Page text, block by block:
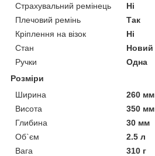
Страхувальний ремінець
Ні
Плечовий ремінь
Так
Кріплення на візок
Ні
Стан
Новий
Ручки
Одна
Розміри
Ширина
260 мм
Висота
350 мм
Глибина
30 мм
Об`єм
2.5 л
Вага
310 г